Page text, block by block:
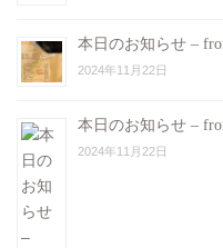
本日のお知らせ –
2024年11月22日
本日のお知らせ –
2024年11月22日